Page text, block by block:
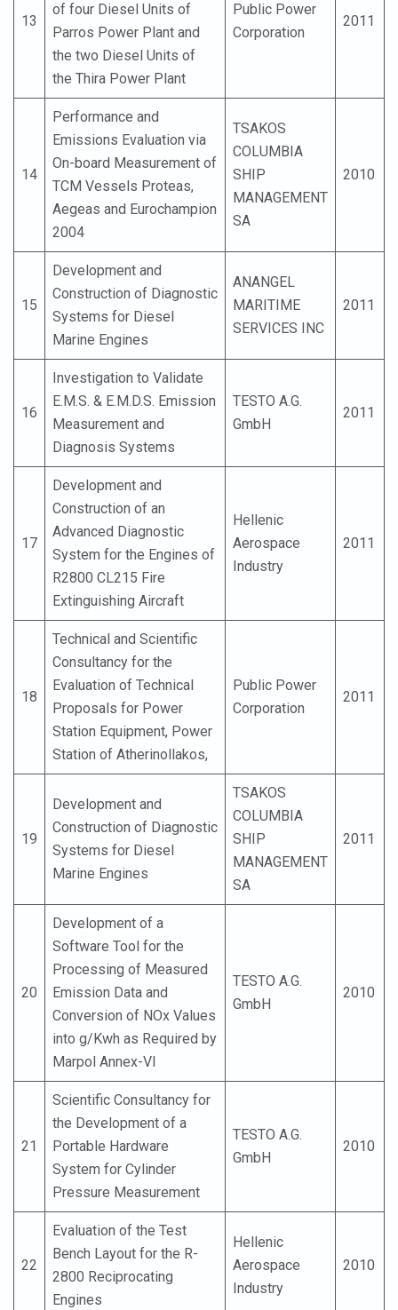
13
of four Diesel Units of
Parros Power Plant and
the two Diesel Units of
the Thira Power Plant
Public Power
Corporation
2011
14
Performance and
Emissions Evaluation via
On-board Measurement of
TCM Vessels Proteas,
Aegeas and Eurochampion
2004
TSAKOS
COLUMBIA
SHIP
MANAGEMENT
SA
2010
15
Development and
Construction of Diagnostic
Systems for Diesel
Marine Engines
ANANGEL
MARITIME
SERVICES INC
2011
16
Investigation to Validate
E.M.S. & E.M.D.S. Emission
Measurement and
Diagnosis Systems
TESTO A.G.
GmbH
2011
17
Development and
Construction of an
Advanced Diagnostic
System for the Engines of
R2800 CL215 Fire
Extinguishing Aircraft
Hellenic
Aerospace
Industry
2011
18
Technical and Scientific
Consultancy for the
Evaluation of Technical
Proposals for Power
Station Equipment, Power
Station of Atherinollakos,
Public Power
Corporation
2011
19
Development and
Construction of Diagnostic
Systems for Diesel
Marine Engines
TSAKOS
COLUMBIA
SHIP
MANAGEMENT
SA
2011
20
Development of a
Software Tool for the
Processing of Measured
Emission Data and
Conversion of NOx Values
into g/Kwh as Required by
Marpol Annex-VI
TESTO A.G.
GmbH
2010
21
Scientific Consultancy for
the Development of a
Portable Hardware
System for Cylinder
Pressure Measurement
TESTO A.G.
GmbH
2010
22
Evaluation of the Test
Bench Layout for the R-
2800 Reciprocating
Engines
Hellenic
Aerospace
Industry
2010